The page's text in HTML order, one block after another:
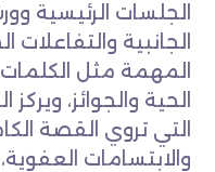
الجلسات الرئيسية
الجانبية
المهمة مثل الكلمات
الحية والجوائز،
التي تروي القصة
والابتسامات